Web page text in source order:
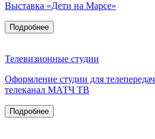
Выставка «Дети на Марсе»
Подробнее
Телевизионные студии
Оформление студии для
телеканал МАТЧ ТВ
Подробнее